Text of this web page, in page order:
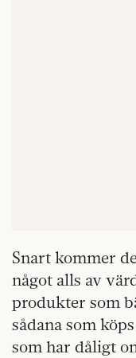
Snart kommer
något alls av
produkter som
sådana som
som har dåligt